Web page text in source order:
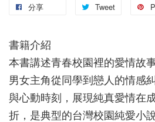
分享 Tweet
書籍介紹
本書講述青春校園裡的愛情故
男女主角從同學到戀人的情感
與心動時刻，展現純真愛情在
折，是典型的台灣校園純愛小說